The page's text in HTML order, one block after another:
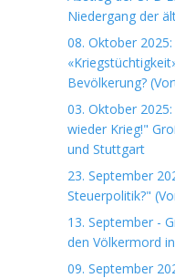
Niedergang der
08. Oktober
Bevölkerung?
03. Oktober
wieder Krieg!"
und Stuttgart
23. September
Steuerpolitik?"
13. September -
den Völkermord
09. September